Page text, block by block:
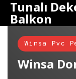
Tunalı
Balkon
Winsa Pvc
Winsa